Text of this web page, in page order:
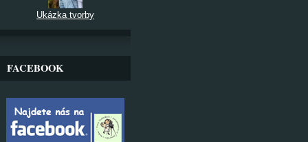
Ukázka tvorby
FACEBOOK